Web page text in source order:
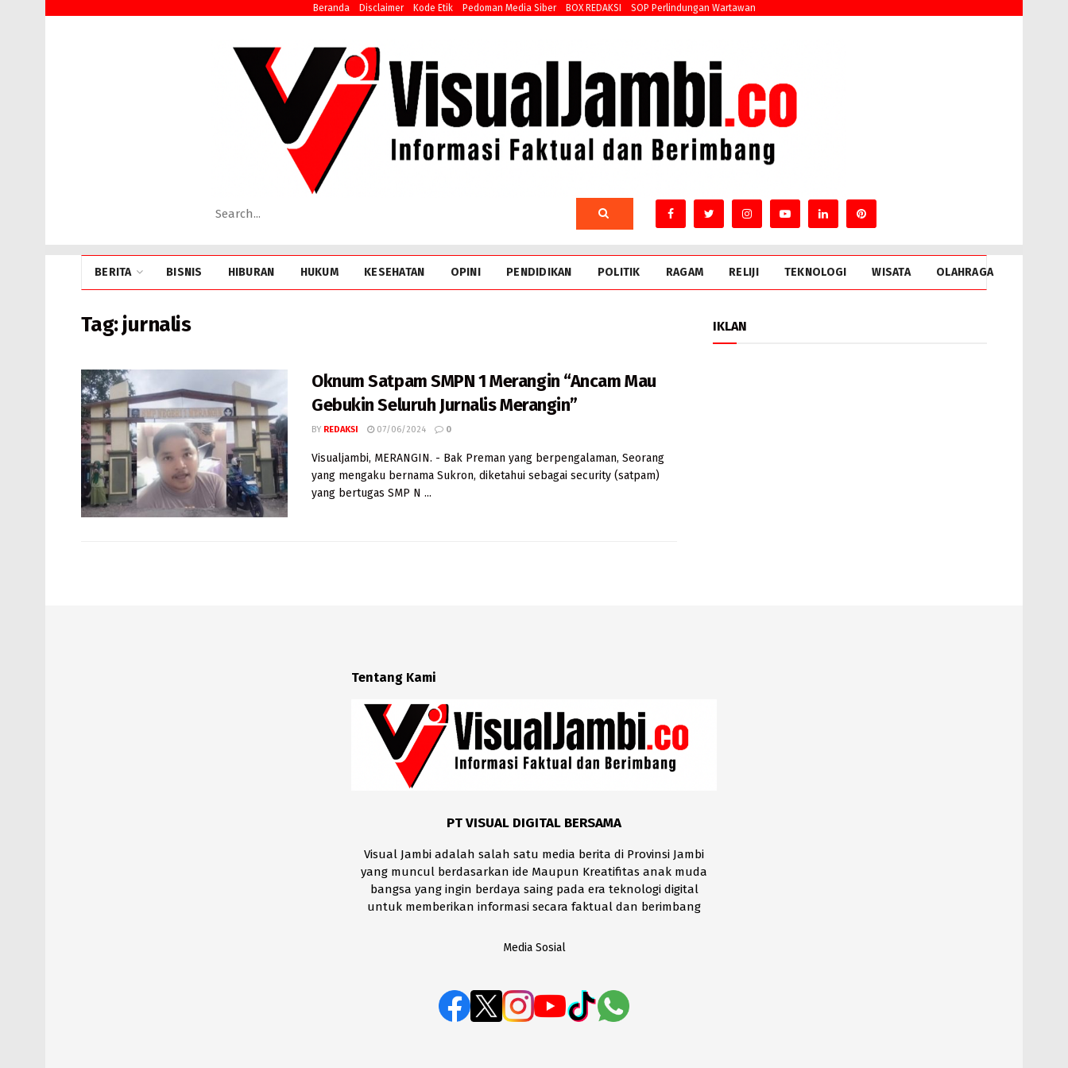
Beranda Disclaimer Kode Etik Pedoman Media Siber BOX REDAKSI SOP Perlindungan Wartawan
BERITA BISNIS HIBURAN HUKUM KESEHATAN OPINI PENDIDIKAN POLITIK RAGAM RELIJI TEKNOLOGI WISATA OLAHRAGA
Tag:jurnalis
Oknum Satpam SMPN 1 Merangin “Ancam Mau
Gebukin Seluruh Jurnalis Merangin”
BY REDAKSI 07/06/2024 0
Visualjambi, MERANGIN. - Bak Preman yang berpengalaman, Seorang
yang mengaku bernama Sukron, diketahui sebagai security (satpam)
yang bertugas SMP N ...
IKLAN
Tentang Kami
PT VISUAL DIGITAL BERSAMA
Visual Jambi adalah salah satu media berita di Provinsi Jambi
yang muncul berdasarkan ide Maupun Kreatifitas anak muda
bangsa yang ingin berdaya saing pada era teknologi digital
untuk memberikan informasi secara faktual dan berimbang
Media Sosial